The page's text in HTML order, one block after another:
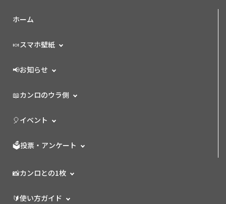
ホーム
🍬スマホ壁紙
📢お知らせ
📖カンロのウラ側
🎈イベント
🗳️投票・アンケート
📸カンロとの1枚
🔰使い方ガイド